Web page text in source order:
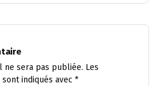
ne sera pas publiée. Les
indiqués avec *